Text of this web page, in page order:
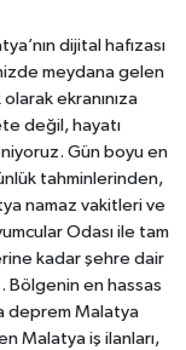
dijital hafızası
meydana gelen
ekranınıza
değil, hayatı
Gün boyu en
tahminlerinden,
namaz vakitleri ve
Odası ile tam
kadar şehre dair
Bölgenin en hassas
deprem Malatya
Malatya iş ilanları,